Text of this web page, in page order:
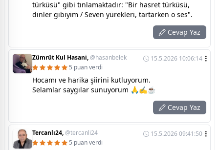
türküsü" gibi tınlamaktadır: "Bir hasret türküsü,
dinler gibiyim / Seven yürekleri, tartarken o ses".
Cevap Yaz
Zümrüt Kul Hasani,@hasanbelek
15.5.2026 10:06:14
5 puan verdi
Hocamı ve harika şiirini kutluyorum.
Selamlar saygılar sunuyorum 🙏✍️☕
Cevap Yaz
Tercanlı24,@tercanli24
15.5.2026 09:41:50
5 puan verdi